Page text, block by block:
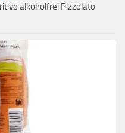
alkoholfrei Pizzolato